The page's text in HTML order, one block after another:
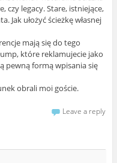
czy legacy. Stare, istniejące,
Jak ułożyć ścieżkę własnej
mają się do tego
które reklamujecie jako
pewną formą wpisania się
obrali moi goście.
Leave a reply